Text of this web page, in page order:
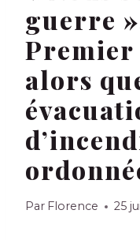
guerre
alors
Par Florence 25